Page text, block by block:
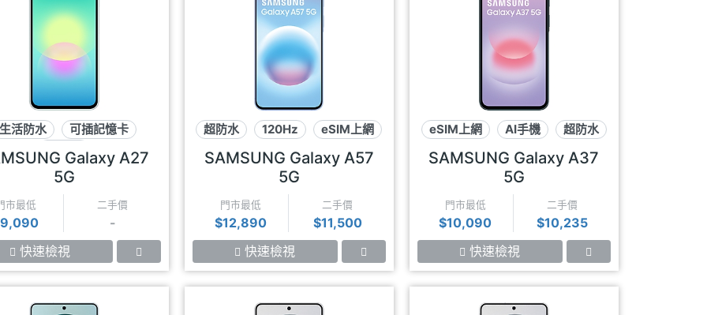
生活防水
可插記憶卡
120HzGalaxy A27
5G
市最低 二手價
-
快速檢視
超防水 120Hz eSIM上網
SAMSUNG Galaxy A57
5G
門市最低
$12,890
二手價
$11,500
快速檢視
eSIM上網 AI手機 超防水
SAMSUNG Galaxy A37
5G
門市最低
$10,090
二手價
$10,235
快速檢視